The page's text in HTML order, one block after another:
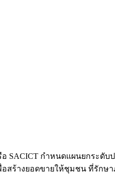
SACICT กำหนดแผนยกระ
สร้างยอดขายให้ชุมชน ที่รัก